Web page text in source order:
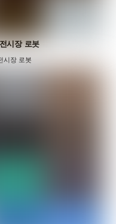
시장 로봇
시장 로봇